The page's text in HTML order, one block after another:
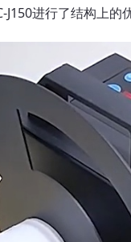
J150进行了结构上